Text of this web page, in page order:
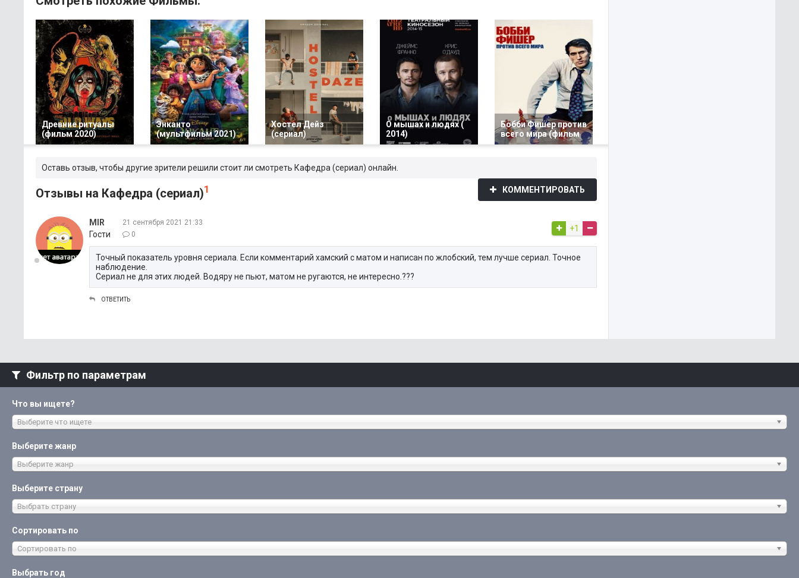
Древние ритуалы
(фильм 2020)
Энканто
(мультфильм 2021)
Хостел Дейз
(сериал)
О мышах и людях (
2014)
Бобби Фишер против
всего мира (фильм
Оставь отзыв, чтобы другие зрители решили стоит ли смотреть Кафедра (сериал) онлайн.
Отзывы на Кафедра (сериал)1 КОММЕНТИРОВАТЬ
MIR
Гости
21 сентября 2021 21:33
0
+1
Точный показатель уровня сериала. Если комментарий хамский с матом и написан по жлобский, тем лучше сериал. Точное
наблюдение.
Сериал не для этих людей. Водяру не пьют, матом не ругаются, не интересно.???
ОТВЕТИТЬ
Фильтр по параметрам
Что вы ищете?
Выберите что ищете
Выберите жанр
Выберите жанр
Выберите страну
Выбрать страну
Сортировать по
Сортировать по
Выбрать год